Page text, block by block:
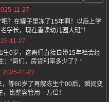
11-27
？在罐子里冻了15年啊！以后上学
学长，现在重读幼儿园大班”！
11-27
生0岁，这哥们直接自带15年社会经
“哥们，房贷利率多少了？”
2025-11-27
等60岁了再解冻生个00后，瞬间变
比整容管用一万倍！